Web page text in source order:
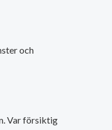
och
Var försiktig